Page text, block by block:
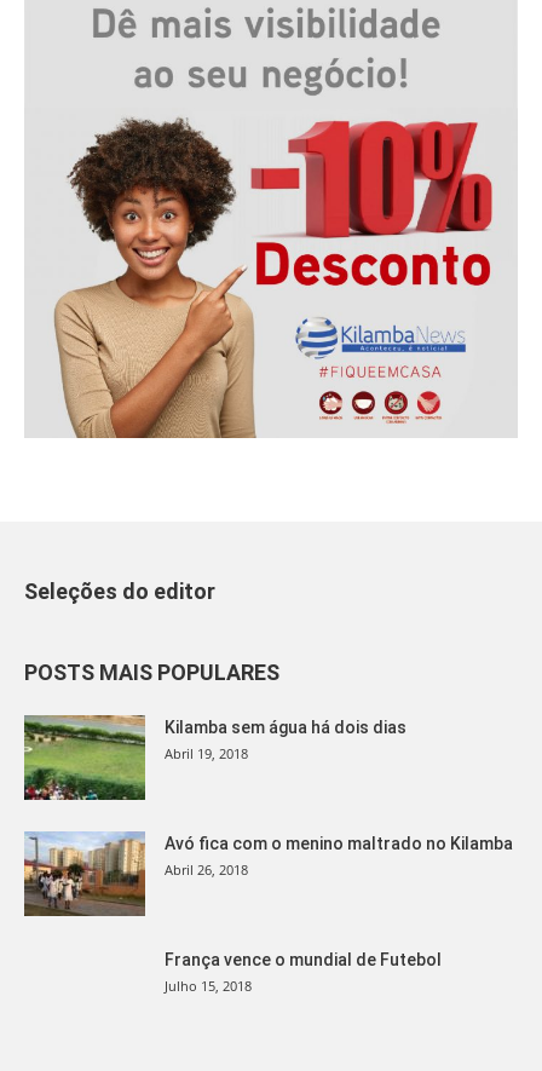
Seleções do editor
POSTS MAIS POPULARES
Kilamba sem água há dois dias
Abril 19, 2018
Avó fica com o menino maltrado no Kilamba
Abril 26, 2018
França vence o mundial de Futebol
Julho 15, 2018